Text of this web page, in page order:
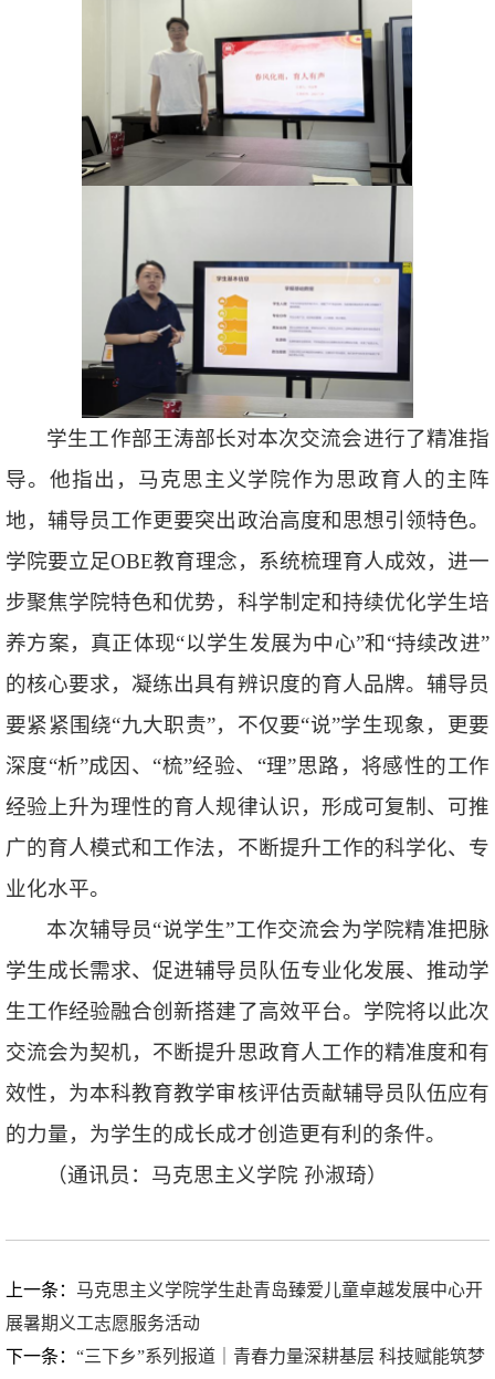
学生工作部王涛部长对本次交流会进行了精准指
导。他指出，马克思主义学院作为思政育人的主阵
地，辅导员工作更要突出政治高度和思想引领特色。
学院要立足OBE教育理念，系统梳理育人成效，进一
步聚焦学院特色和优势，科学制定和持续优化学生培
养方案，真正体现“以学生发展为中心”和“持续改进”
的核心要求，凝练出具有辨识度的育人品牌。辅导员
要紧紧围绕“九大职责”，不仅要“说”学生现象，更要
深度“析”成因、“梳”经验、“理”思路，将感性的工作
经验上升为理性的育人规律认识，形成可复制、可推
广的育人模式和工作法，不断提升工作的科学化、专
业化水平。
本次辅导员“说学生”工作交流会为学院精准把脉
学生成长需求、促进辅导员队伍专业化发展、推动学
生工作经验融合创新搭建了高效平台。学院将以此次
交流会为契机，不断提升思政育人工作的精准度和有
效性，为本科教育教学审核评估贡献辅导员队伍应有
的力量，为学生的成长成才创造更有利的条件。
（通讯员：马克思主义学院 孙淑琦）
上一条： 马克思主义学院学生赴青岛臻爱儿童卓越发展中心开
展暑期义工志愿服务活动
下一条： “三下乡”系列报道｜青春力量深耕基层 科技赋能筑梦